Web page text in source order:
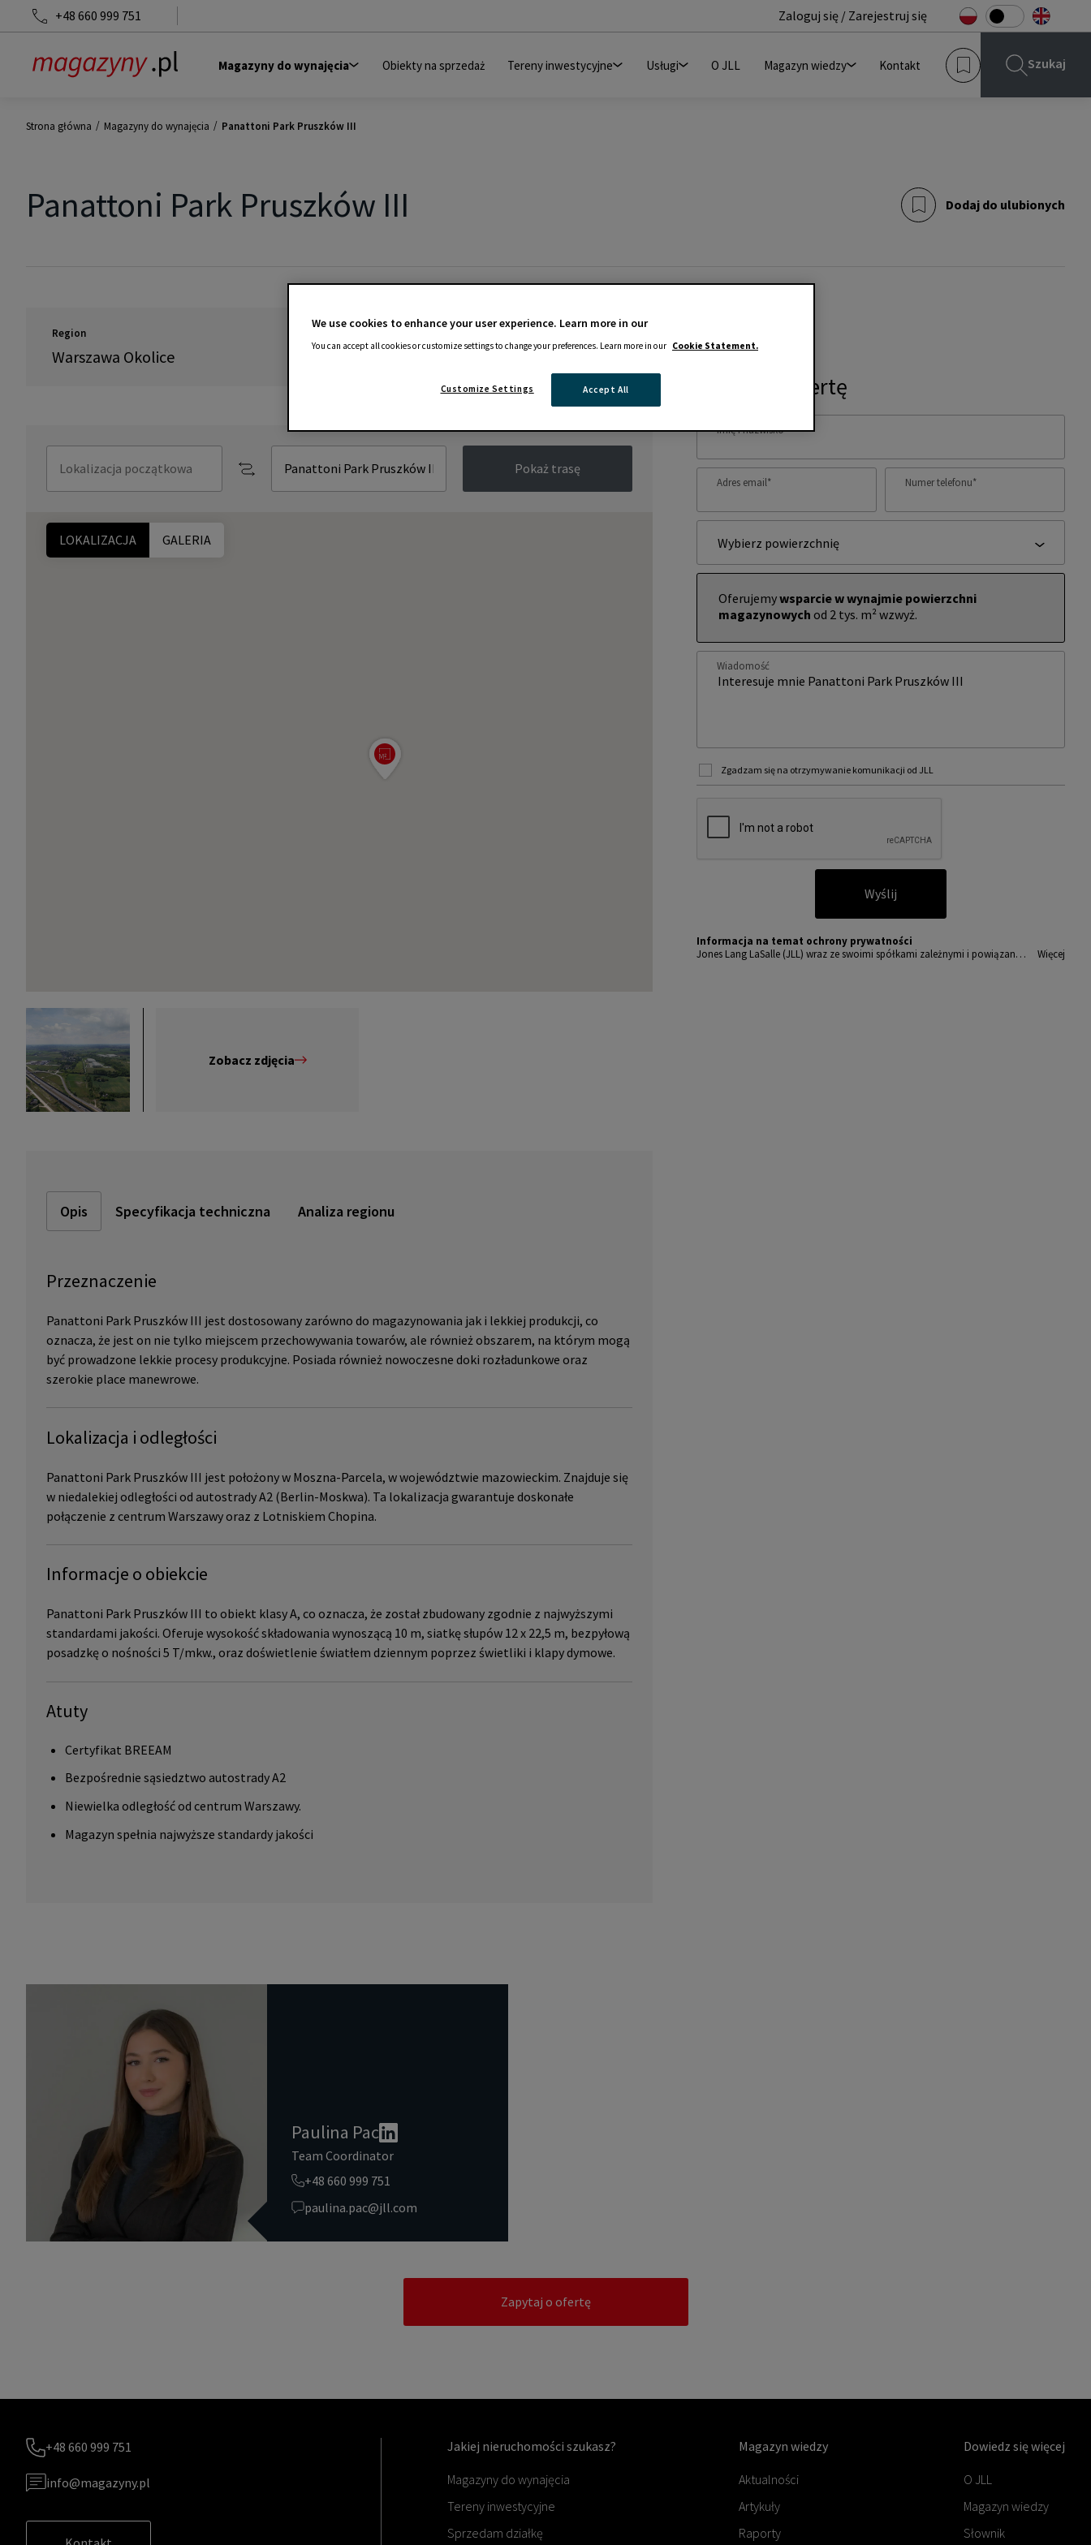
+48 660 999 751 Zaloguj się / Zarejestruj się
Magazyny do wynajęcia Obiekty na sprzedaż Tereny inwestycyjne Usługi O JLL Magazyn wiedzy Kontakt Szukaj
Strona główna / Magazyny do wynajęcia / Panattoni Park Pruszków III
Panattoni Park Pruszków III Dodaj do ulubionych
Region
Warszawa Okolice
LOKALIZACJA GALERIA
Pokaż trasę
Zobacz zdjęcia
Opis Specyfikacja techniczna Analiza regionu
Przeznaczenie
Panattoni Park Pruszków III jest dostosowany zarówno do magazynowania jak i lekkiej produkcji, co
oznacza, że jest on nie tylko miejscem przechowywania towarów, ale również obszarem, na którym mogą
być prowadzone lekkie procesy produkcyjne. Posiada również nowoczesne doki rozładunkowe oraz
szerokie place manewrowe.
Lokalizacja i odległości
Panattoni Park Pruszków III jest położony w Moszna-Parcela, w województwie mazowieckim. Znajduje się
w niedalekiej odległości od autostrady A2 (Berlin-Moskwa). Ta lokalizacja gwarantuje doskonałe
połączenie z centrum Warszawy oraz z Lotniskiem Chopina.
Informacje o obiekcie
Panattoni Park Pruszków III to obiekt klasy A, co oznacza, że został zbudowany zgodnie z najwyższymi
standardami jakości. Oferuje wysokość składowania wynoszącą 10 m, siatkę słupów 12 x 22,5 m, bezpyłową
posadzkę o nośności 5 T/mkw., oraz doświetlenie światłem dziennym poprzez świetliki i klapy dymowe.
Atuty
Certyfikat BREEAM
Bezpośrednie sąsiedztwo autostrady A2
Niewielka odległość od centrum Warszawy.
Magazyn spełnia najwyższe standardy jakości
Zapytaj o ofertę
Imię i nazwisko*
Adres email* Numer telefonu*
Wybierz powierzchnię
Oferujemywsparcie w wynajmie powierzchni
magazynowych od 2 tys. m² wzwyż.
Wiadomość
Zgadzam się na otrzymywanie komunikacji od JLL
Wyślij
Informacja na temat ochrony prywatności
Jones Lang LaSalle (JLL) wraz ze swoimi spółkami zależnymi i powiązany
Więcej
Paulina Pac
Team Coordinator
+48 660 999 751
paulina.pac@jll.com
Zapytaj o ofertę
+48 660 999 751
info@magazyny.pl
Jakiej nieruchomości szukasz?
Magazyny do wynajęcia
Tereny inwestycyjne
Sprzedam działkę
Magazyn wiedzy
Aktualności
Artykuły
Raporty
Dowiedz się więcej
O JLL
Magazyn wiedzy
Słownik
We use cookies to enhance your user experience. Learn more in our
You can accept all cookies or customize settings to change your preferences. Learn more in our Cookie Statement.
Accept All
Customize Settings